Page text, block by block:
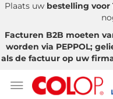
Plaats uw bestelling voor
Facturen B2B moeten
worden via PEPPOL;
als de factuur op uw